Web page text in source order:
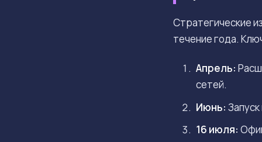
Стратегические
течение года.
Апрель:
сетей.
Июнь:
16 июля: